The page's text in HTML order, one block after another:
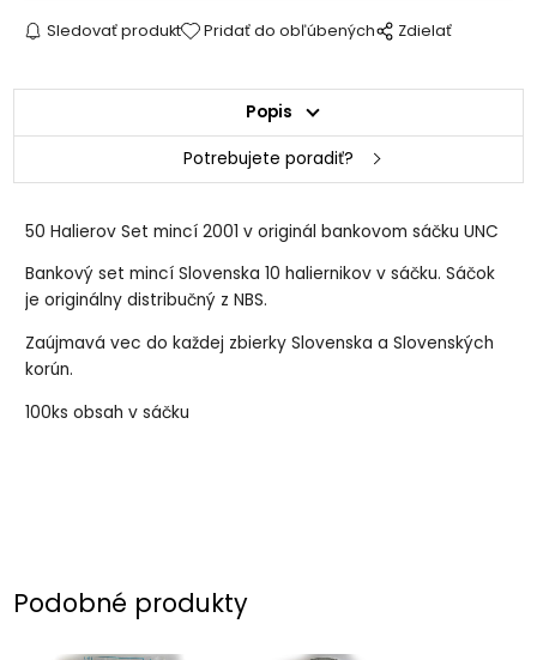
Sledovať produkt Pridať do obľúbených Zdielať
Popis
Potrebujete poradiť?
50 Halierov Set mincí 2001 v originál bankovom sáčku UNC
Bankový set mincí Slovenska 10 haliernikov v sáčku. Sáčok
je originálny distribučný z NBS.
Zaújmavá vec do každej zbierky Slovenska a Slovenských
korún.
100ks obsah v sáčku
Podobné produkty